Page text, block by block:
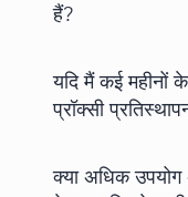
हैं?
यदि मैं कई महीनों
प्रॉक्सी
क्या अधिक